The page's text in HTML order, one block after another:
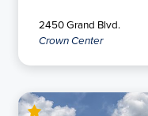
2450 Grand Blvd.
Crown Center